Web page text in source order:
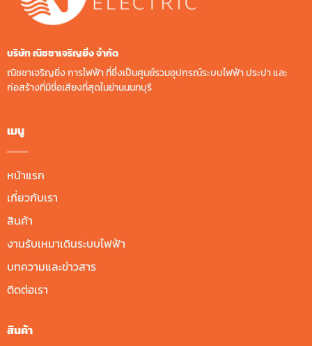
บริษัท ณิชชาเจริญยิ่ง จํากัด
ณิชชาเจริญยิ่ง การไฟฟ้า ที่ซึ่งเป็นศูนย์รวมอุปกรณ์ระบบไฟฟ้า ประปา และ
ก่อสร้างที่มีชื่อเสียงที่สุดในย่านนนทบุรี
เมนู
หน้าแรก
เกี่ยวกับเรา
สินค้า
งานรับเหมาเดินระบบไฟฟ้า
บทความและข่าวสาร
ติดต่อเรา
สินค้า